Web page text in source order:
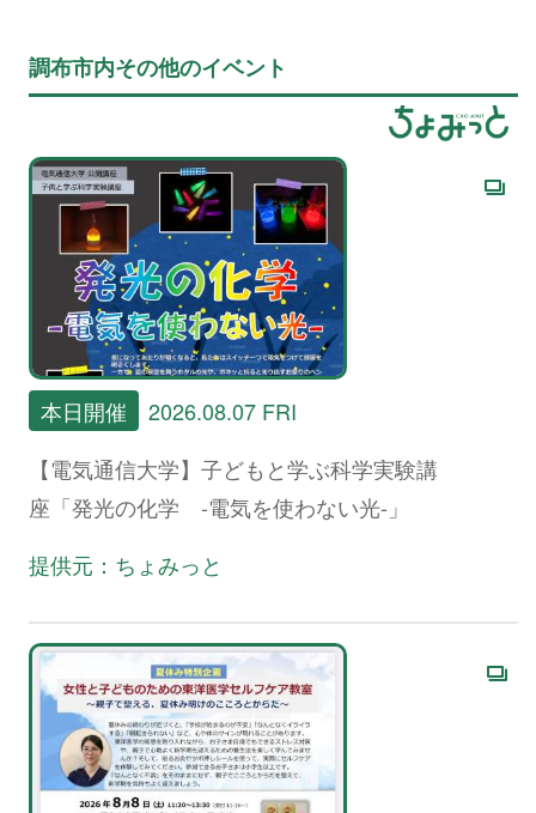
調布市内その他のイベント
本日開催
2026.08.07 FRI
【電気通信大学】子どもと学ぶ科学実験講
座「発光の化学 -電気を使わない光-」
提供元：ちょみっと